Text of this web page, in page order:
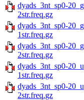
dyads_3nt_sp0-
2str.freq.gz
dyads_3nt_sp0-
1str.freq.gz
dyads_3nt_sp0-
2str.freq.gz
dyads_3nt_sp0-
1str.freq.gz
dyads_3nt_sp0-
2str.freq.gz